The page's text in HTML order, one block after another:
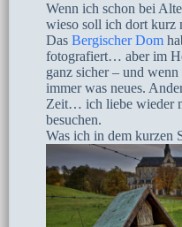
Wenn ich schon bei
wieso soll ich dort kurz
Das Bergischer Dom
fotografiert… aber im
ganz sicher – und
immer was neues.
Zeit… ich liebe wieder
besuchen.
Was ich in dem kurzen